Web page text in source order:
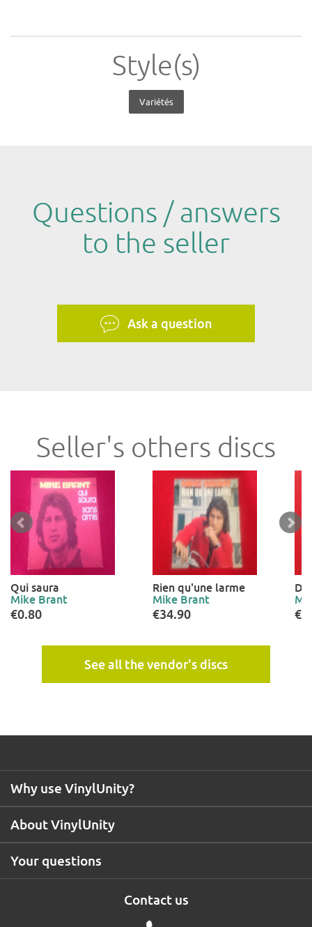
Style(s)
Variétés
Questions / answers
to the seller
Ask a question
Seller's others discs
Qui saura
Mike Brant
€0.80
Rien qu'une larme
Mike Brant
€34.90
See all the vendor's discs
Contact us
About VinylUnity
Why use VinylUnity?
Your questions